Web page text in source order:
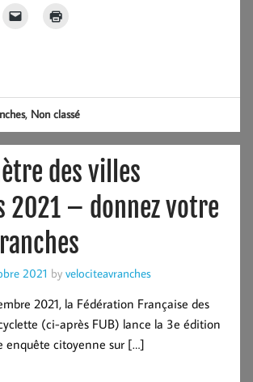
, Non classé
des villes
2021 – donnez votre
2021 by velociteavranches
2021, la Fédération Française des
(ci-après FUB) lance la 3e édition
enquête citoyenne sur […]